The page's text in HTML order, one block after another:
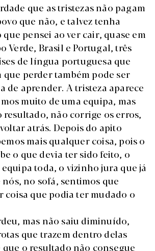
que as tristezas não pagam
que não, e talvez tenha
que pensei ao ver cair, quase em
Verde, Brasil e Portugal, três
de língua portuguesa que
perder também pode ser
de aprender. A tristeza aparece
muito de uma equipa, mas
resultado, não corrige os erros,
atrás. Depois do apito
mais qualquer coisa, pois o
o que devia ter sido feito, o
toda, o vizinho jura que já
no sofá, sentimos que
que podia ter mudado o
mas não saiu diminuído,
que trazem dentro delas
o resultado não consegue